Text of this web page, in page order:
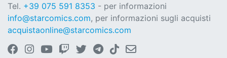
Tel. +39 075 591 8353 - per informazioni
info@starcomics.com, per informazioni sugli acquisti
acquistaonline@starcomics.com